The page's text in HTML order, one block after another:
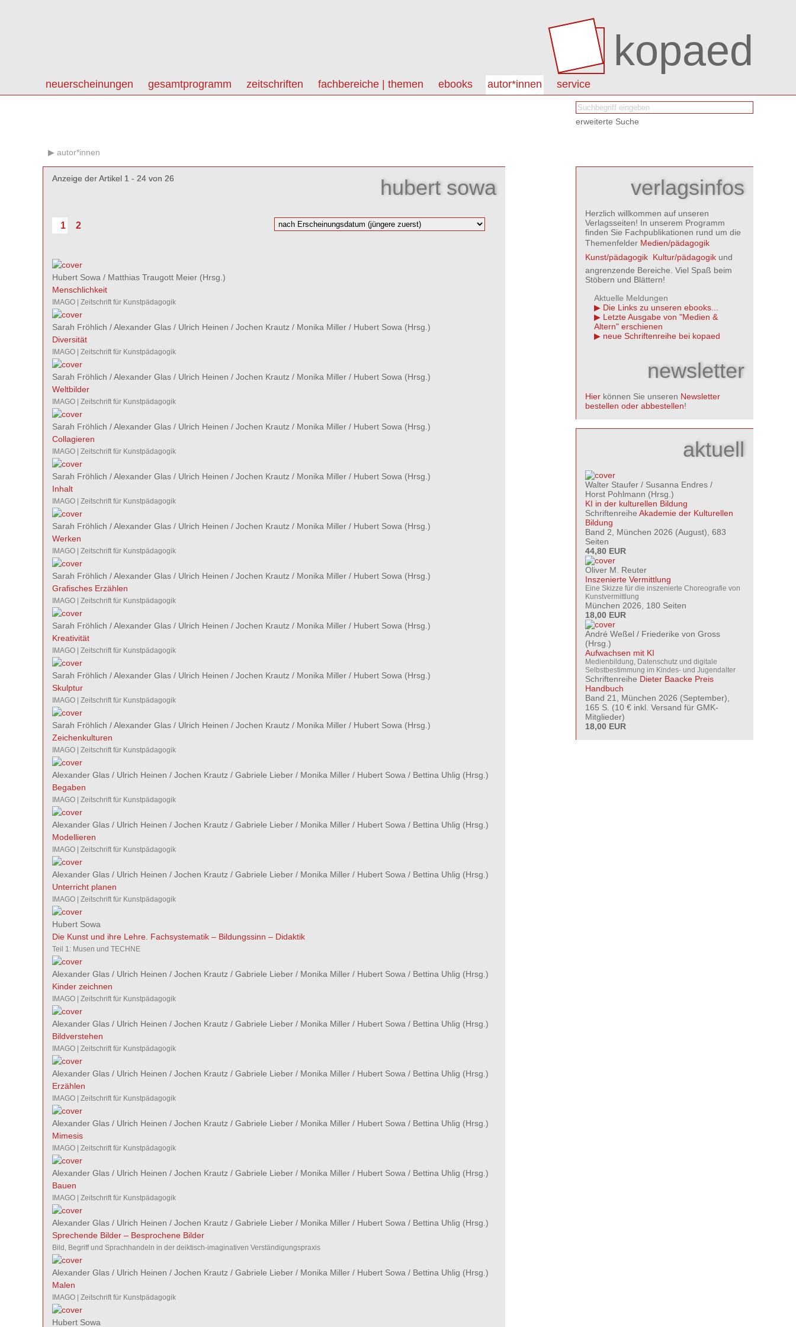
kopaed
neuerscheinungen gesamtprogramm zeitschriften fachbereiche | themen ebooks autor*innen service
erweiterte Suche
autor*innen
hubert sowa
Anzeige der Artikel 1 - 24 von 26
1 2
Hubert Sowa / Matthias Traugott Meier (Hrsg.)
Menschlichkeit
IMAGO | Zeitschrift für Kunstpädagogik
Sarah Fröhlich /Alexander Glas / Ulrich Heinen / Jochen Krautz / Monika Miller / Hubert Sowa (Hrsg.)
Diversität
IMAGO | Zeitschrift für Kunstpädagogik
Sarah Fröhlich /Alexander Glas / Ulrich Heinen / Jochen Krautz / Monika Miller / Hubert Sowa (Hrsg.)
Weltbilder
IMAGO | Zeitschrift für Kunstpädagogik
Sarah Fröhlich /Alexander Glas / Ulrich Heinen / Jochen Krautz / Monika Miller / Hubert Sowa (Hrsg.)
Collagieren
IMAGO | Zeitschrift für Kunstpädagogik
Sarah Fröhlich /Alexander Glas / Ulrich Heinen / Jochen Krautz / Monika Miller / Hubert Sowa (Hrsg.)
Inhalt
IMAGO | Zeitschrift für Kunstpädagogik
Sarah Fröhlich /Alexander Glas / Ulrich Heinen / Jochen Krautz / Monika Miller / Hubert Sowa (Hrsg.)
Werken
IMAGO | Zeitschrift für Kunstpädagogik
Sarah Fröhlich /Alexander Glas / Ulrich Heinen / Jochen Krautz / Monika Miller / Hubert Sowa (Hrsg.)
Grafisches Erzählen
IMAGO | Zeitschrift für Kunstpädagogik
Sarah Fröhlich /Alexander Glas / Ulrich Heinen / Jochen Krautz / Monika Miller / Hubert Sowa (Hrsg.)
Kreativität
IMAGO | Zeitschrift für Kunstpädagogik
Sarah Fröhlich /Alexander Glas / Ulrich Heinen / Jochen Krautz / Monika Miller / Hubert Sowa (Hrsg.)
Skulptur
IMAGO | Zeitschrift für Kunstpädagogik
Sarah Fröhlich /Alexander Glas / Ulrich Heinen / Jochen Krautz / Monika Miller / Hubert Sowa (Hrsg.)
Zeichenkulturen
IMAGO | Zeitschrift für Kunstpädagogik
Alexander Glas / Ulrich Heinen / Jochen Krautz / Gabriele Lieber / Monika Miller / Hubert Sowa / Bettina Uhlig (Hrsg.)
Begaben
IMAGO | Zeitschrift für Kunstpädagogik
Alexander Glas / Ulrich Heinen / Jochen Krautz / Gabriele Lieber / Monika Miller / Hubert Sowa / Bettina Uhlig (Hrsg.)
Modellieren
IMAGO | Zeitschrift für Kunstpädagogik
Alexander Glas / Ulrich Heinen / Jochen Krautz / Gabriele Lieber / Monika Miller / Hubert Sowa / Bettina Uhlig (Hrsg.)
Unterricht planen
IMAGO | Zeitschrift für Kunstpädagogik
Hubert Sowa
Die Kunst und ihre Lehre. Fachsystematik – Bildungssinn – Didaktik
Teil 1: Musen und TECHNE
Alexander Glas / Ulrich Heinen / Jochen Krautz / Gabriele Lieber / Monika Miller / Hubert Sowa / Bettina Uhlig (Hrsg.)
Kinder zeichnen
IMAGO | Zeitschrift für Kunstpädagogik
Alexander Glas / Ulrich Heinen / Jochen Krautz / Gabriele Lieber / Monika Miller / Hubert Sowa / Bettina Uhlig (Hrsg.)
Bildverstehen
IMAGO | Zeitschrift für Kunstpädagogik
Alexander Glas / Ulrich Heinen / Jochen Krautz / Gabriele Lieber / Monika Miller / Hubert Sowa / Bettina Uhlig (Hrsg.)
Erzählen
IMAGO | Zeitschrift für Kunstpädagogik
Alexander Glas / Ulrich Heinen / Jochen Krautz / Gabriele Lieber / Monika Miller / Hubert Sowa / Bettina Uhlig (Hrsg.)
Mimesis
IMAGO | Zeitschrift für Kunstpädagogik
Alexander Glas / Ulrich Heinen / Jochen Krautz / Gabriele Lieber / Monika Miller / Hubert Sowa / Bettina Uhlig (Hrsg.)
Bauen
IMAGO | Zeitschrift für Kunstpädagogik
Alexander Glas / Ulrich Heinen / Jochen Krautz / Gabriele Lieber / Monika Miller / Hubert Sowa / Bettina Uhlig (Hrsg.)
Sprechende Bilder – Besprochene Bilder
Bild, Begriff und Sprachhandeln in der deiktisch-imaginativen Verständigungspraxis
Alexander Glas / Ulrich Heinen / Jochen Krautz / Gabriele Lieber / Monika Miller / Hubert Sowa / Bettina Uhlig (Hrsg.)
Malen
IMAGO | Zeitschrift für Kunstpädagogik
Hubert Sowa
Anzeige der Artikel 1 - 24 von 26 verlagsinfos
Herzlich willkommen auf unseren
Verlagsseiten! In unserem Programm
finden Sie Fachpublikationen rund um die
Themenfelder Medien/pädagogik
Kunst/pädagogik Kultur/pädagogik und
angrenzende Bereiche. Viel Spaß beim
Stöbern und Blättern!
Aktuelle Meldungen
Die Links zu unseren ebooks...
Letzte Ausgabe von "Medien &
Altern" erschienen
neue Schriftenreihe bei kopaed
newsletter
Hier können Sie unseren Newsletter
bestellen oder abbestellen!
aktuell
Walter Staufer / Susanna Endres /
Horst Pohlmann (Hrsg.)
KI in der kulturellen Bildung
Schriftenreihe Akademie der Kulturellen
Bildung
Band 2, München 2026 (August), 683
Seiten
44,80 EUR
Oliver M. Reuter
Inszenierte Vermittlung
Eine Skizze für die inszenierte Choreografie von
Kunstvermittlung
München 2026, 180 Seiten
18,00 EUR
André Weßel / Friederike von Gross
(Hrsg.)
Aufwachsen mit KI
Medienbildung, Datenschutz und digitale
Selbstbestimmung im Kindes- und Jugendalter
Schriftenreihe Dieter Baacke Preis
Handbuch
Band 21, München 2026 (September),
165 S. (10 € inkl. Versand für GMK-
Mitglieder)
18,00 EUR